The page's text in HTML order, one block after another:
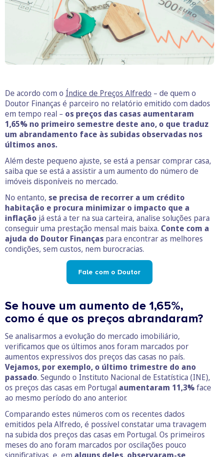
De acordo com o Índice de Preços Alfredo – de quem o
Doutor Finanças é parceiro no relatório emitido com dados
em tempo real – os preços das casas aumentaram
1,65% no primeiro semestre deste ano, o que traduz
um abrandamento face às subidas observadas nos
últimos anos.
Além deste pequeno ajuste, se está a pensar comprar casa,
saiba que se está a assistir a um aumento do número de
imóveis disponíveis no mercado.
No entanto, se precisa de recorrer a um crédito
habitação e procura minimizar o impacto que a
inflação já está a ter na sua carteira, analise soluções para
conseguir uma prestação mensal mais baixa. Conte com a
ajuda do Doutor Finanças para encontrar as melhores
condições, sem custos, nem burocracias.
Fale com o Doutor
Se houve um aumento de 1,65%,
como é que os preços abrandaram?
Se analisarmos a evolução do mercado imobiliário,
verificamos que os últimos anos foram marcados por
aumentos expressivos dos preços das casas no país.
Vejamos, por exemplo, o último trimestre do ano
passado. Segundo o Instituto Nacional de Estatística (INE),
os preços das casas em Portugal aumentaram 11,3%face
ao mesmo período do ano anterior.
Comparando estes números com os recentes dados
emitidos pela Alfredo, é possível constatar uma travagem
na subida dos preços das casas em Portugal. Os primeiros
meses do ano foram marcados por oscilações pouco